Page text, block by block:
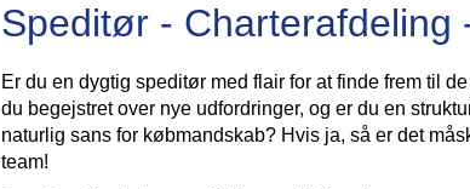
Speditør - Charterafdeling
Er du en dygtig speditør med flair for at finde frem til
du begejstret over nye udfordringer, og er du en
naturlig sans for købmandskab? Hvis ja, så er det
team!